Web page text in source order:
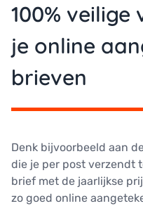
100% veilige
je online
brieven
Denk bijvoorbeeld aan
die je per post verzendt
brief met de jaarlijkse
zo goed online